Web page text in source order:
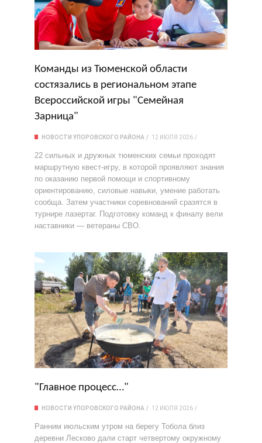
Команды из Тюменской области
состязались в региональном этапе
Всероссийской игры "Семейная
Зарница"
НОВОСТИ УПОРОВСКОГО РАЙОНА 12 ИЮЛЯ 2026
22 сильных и дружных тюменских семьи проходят
маршрутную квест-игру, в которой проявляют знания
по оказанию первой помощи и спортивному
ориентированию, силовые навыки, умение работать
сообща. Затем участники соревнований сразятся в
турнире лазертаг. Подготовку команд к финалу вели
наставники — ветераны СВО.
"Главное процесс…"
НОВОСТИ УПОРОВСКОГО РАЙОНА 12 ИЮЛЯ 2026
Ранним июльским утром на берегу Тобола близ
деревни Лесково дали старт четвертому окружному